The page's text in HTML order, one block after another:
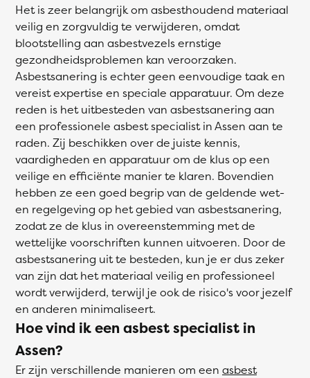
Het is zeer belangrijk om asbesthoudend materiaal
veilig en zorgvuldig te verwijderen, omdat
blootstelling aan asbestvezels ernstige
gezondheidsproblemen kan veroorzaken.
Asbestsanering is echter geen eenvoudige taak en
vereist expertise en speciale apparatuur. Om deze
reden is het uitbesteden van asbestsanering aan
een professionele asbest specialist in Assen aan te
raden. Zij beschikken over de juiste kennis,
vaardigheden en apparatuur om de klus op een
veilige en efficiënte manier te klaren. Bovendien
hebben ze een goed begrip van de geldende wet-
en regelgeving op het gebied van asbestsanering,
zodat ze de klus in overeenstemming met de
wettelijke voorschriften kunnen uitvoeren. Door de
asbestsanering uit te besteden, kun je er dus zeker
van zijn dat het materiaal veilig en professioneel
wordt verwijderd, terwijl je ook de risico's voor jezelf
en anderen minimaliseert.
Hoe vind ik een asbest specialist in
Assen?
Er zijn verschillende manieren om een asbest